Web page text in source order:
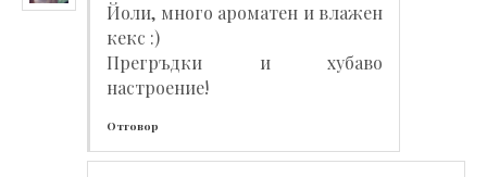
Йоли, много ароматен и влажен
кекс :)
Прегръдки и хубаво
настроение!
Отговор